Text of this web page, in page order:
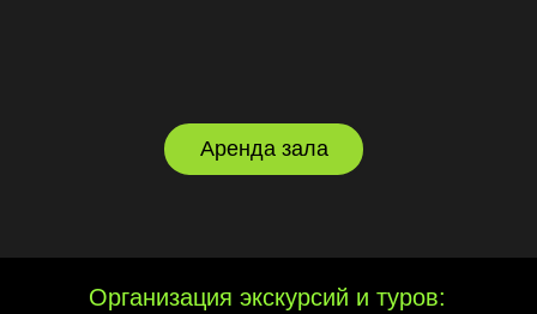
Аренда зала
Организация экскурсий и туров: